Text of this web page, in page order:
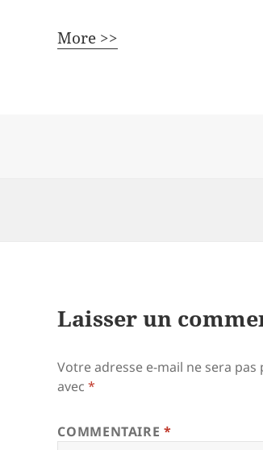
More >>
Laisser un
Votre adresse e-mail ne sera pas
avec*
COMMENTAIRE*